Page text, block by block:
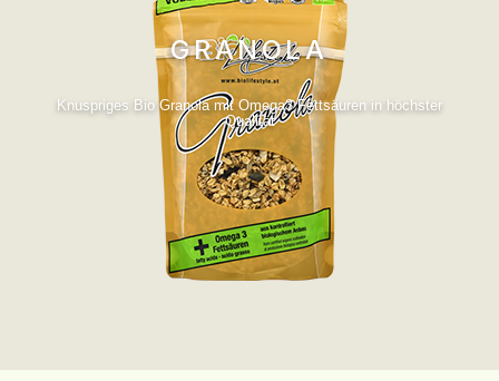
GRANOLA
Knuspriges Bio Granola mit Omega3 Fettsäuren in höchster
Qualität